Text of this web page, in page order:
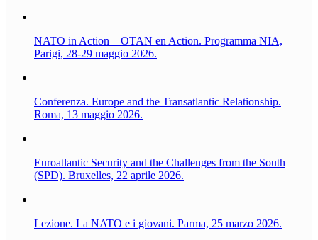
NATO in Action – OTAN en Action. Programma NIA,
Parigi, 28-29 maggio 2026.
Conferenza. Europe and the Transatlantic Relationship.
Roma, 13 maggio 2026.
Euroatlantic Security and the Challenges from the South
(SPD). Bruxelles, 22 aprile 2026.
Lezione. La NATO e i giovani. Parma, 25 marzo 2026.